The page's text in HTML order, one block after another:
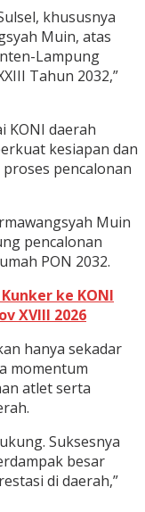
khususnya
Muin, atas
Lampung
Tahun 2032,”
KONI daerah
kesiapan dan
pencalonan
Muin
pencalonan
PON 2032.
ke KONI
XVIII 2026
hanya sekadar
momentum
atlet serta
Suksesnya
besar
di daerah,”